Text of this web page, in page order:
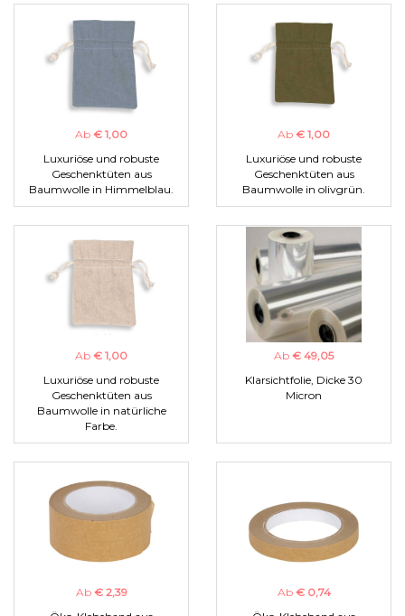
Ab € 1,00
Luxuriöse und robuste
Geschenktüten aus
Baumwolle in Himmelblau.
Ab € 1,00
Luxuriöse und robuste
Geschenktüten aus
Baumwolle in olivgrün.
Ab € 1,00
Luxuriöse und robuste
Geschenktüten aus
Baumwolle in natürliche
Farbe.
Ab € 49,05
Klarsichtfolie, Dicke 30
Micron
Ab € 2,39
Ab € 0,74